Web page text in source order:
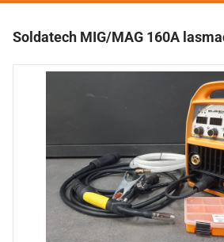
Soldatech MIG/MAG 160A